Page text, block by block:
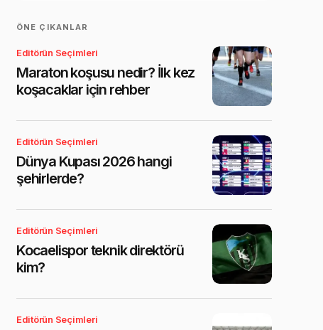
ÖNE ÇIKANLAR
Editörün Seçimleri
Maraton koşusu nedir? İlk kez
koşacaklar için rehber
Editörün Seçimleri
Dünya Kupası 2026 hangi
şehirlerde?
Editörün Seçimleri
Kocaelispor teknik direktörü
kim?
Editörün Seçimleri